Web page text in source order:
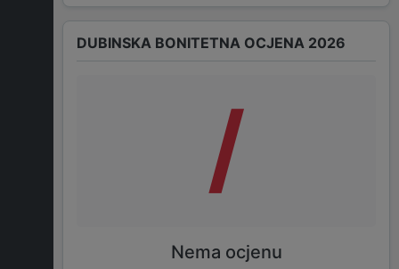
DUBINSKA BONITETNA OCJENA 2026
/
Nema ocjenu